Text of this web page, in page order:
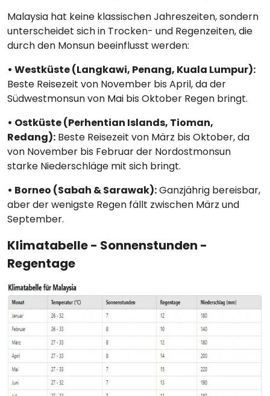
Malaysia hat keine klassischen Jahreszeiten, sondern
unterscheidet sich in Trocken- und Regenzeiten, die
durch den Monsun beeinflusst werden:
• Westküste (Langkawi, Penang, Kuala Lumpur):
Beste Reisezeit von November bis April, da der
Südwestmonsun von Mai bis Oktober Regen bringt.
• Ostküste (Perhentian Islands, Tioman,
Redang): Beste Reisezeit von März bis Oktober, da
von November bis Februar der Nordostmonsun
starke Niederschläge mit sich bringt.
• Borneo (Sabah & Sarawak):Ganzjährig bereisbar,
aber der wenigste Regen fällt zwischen März und
September.
Klimatabelle - Sonnenstunden -
Regentage